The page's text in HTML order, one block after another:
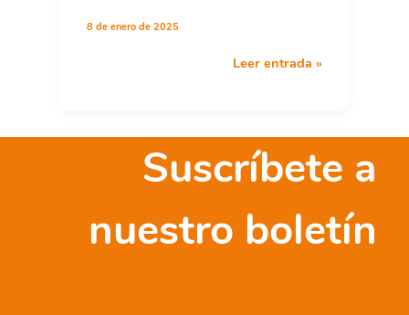
8 de enero de 2025
Exposición
en
Común»
Leer entrada »
Suscríbete a
nuestro boletín